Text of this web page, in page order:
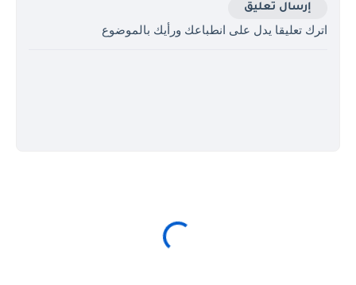
إرسال تعليق
اترك تعليقا يدل على انطباعك ورأيك بالموضوع